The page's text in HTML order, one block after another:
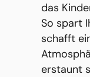
das
So spart
schafft
erstaunt